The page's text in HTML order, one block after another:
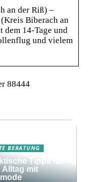
an der Riß) –
Biberach an
14-Tage und
und vielem
88444
BERATUNG
Tipps für
Alltag mit